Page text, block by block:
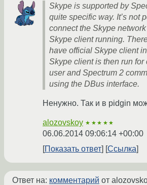
Skype is supported by
quite specific way. It’s not
connect the Skype
Skype client running.
have official Skype client
Skype client is then run for
user and Spectrum 2
using the DBus interface.
Ненужно. Так и в pidgin
alozovskoy ★★★★★
06.06.2014 09:06:14 +00:00
Показать ответ
Ссылка
Ответ на: комментарий от